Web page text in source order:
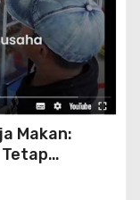
Makan: